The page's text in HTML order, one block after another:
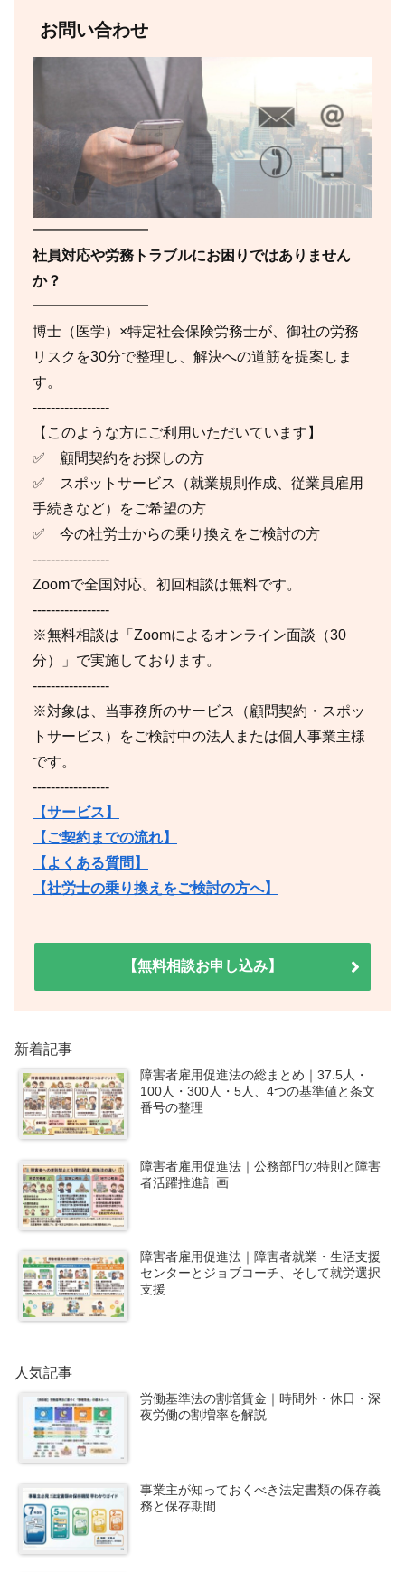
お問い合わせ
━━━━━━━━
社員対応や労務トラブルにお困りではありません
か？
━━━━━━━━
博士（医学）×特定社会保険労務士が、御社の労務
リスクを30分で整理し、解決への道筋を提案しま
す。
-----------------
【このような方にご利用いただいています】
✅ 顧問契約をお探しの方
✅ スポットサービス（就業規則作成、従業員雇用
手続きなど）をご希望の方
✅ 今の社労士からの乗り換えをご検討の方
-----------------
Zoomで全国対応。初回相談は無料です。
-----------------
※無料相談は「Zoomによるオンライン面談（30
分）」で実施しております。
-----------------
※対象は、当事務所のサービス（顧問契約・スポッ
トサービス）をご検討中の法人または個人事業主様
です。
-----------------
【サービス】
【ご契約までの流れ】
【よくある質問】
【社労士の乗り換えをご検討の方へ】
【無料相談お申し込み】
新着記事
障害者雇用促進法の総まとめ｜37.5人・
100人・300人・5人、4つの基準値と条文
番号の整理
障害者雇用促進法｜公務部門の特則と障害
者活躍推進計画
障害者雇用促進法｜障害者就業・生活支援
センターとジョブコーチ、そして就労選択
支援
人気記事
労働基準法の割増賃金｜時間外・休日・深
夜労働の割増率を解説
事業主が知っておくべき法定書類の保存義
務と保存期間